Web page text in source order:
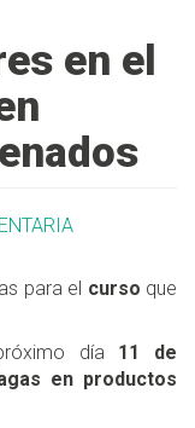
en el
para el curso que
día 11 de
en productos